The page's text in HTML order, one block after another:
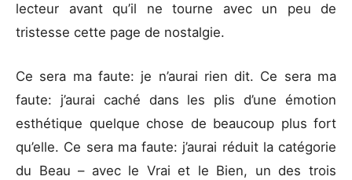
lecteur avant qu’il ne tourne avec un peu de
tristesse cette page de nostalgie.
Ce sera ma faute: je n’aurai rien dit. Ce sera ma
faute: j’aurai caché dans les plis d’une émotion
esthétique quelque chose de beaucoup plus fort
qu’elle. Ce sera ma faute: j’aurai réduit la catégorie
du Beau – avec le Vrai et le Bien, un des trois